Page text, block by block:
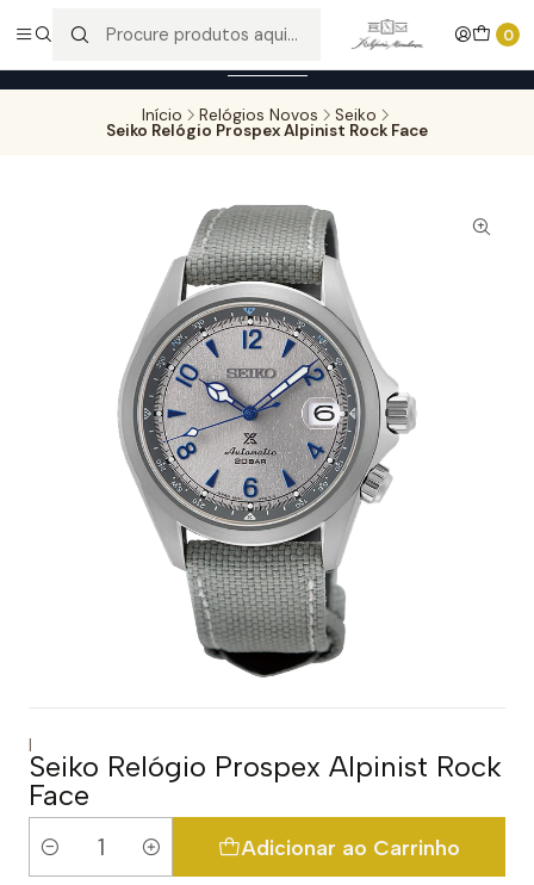
0
Entregas gratuitas para compras superiores a 100,00€ - Todas as
encomendas serão sujeitas a confirmação de stock.
Início Relógios Novos Seiko
Seiko Relógio Prospex Alpinist Rock Face
|
Seiko Relógio Prospex Alpinist Rock
Face
Quantidade
Adicionar ao Carrinho